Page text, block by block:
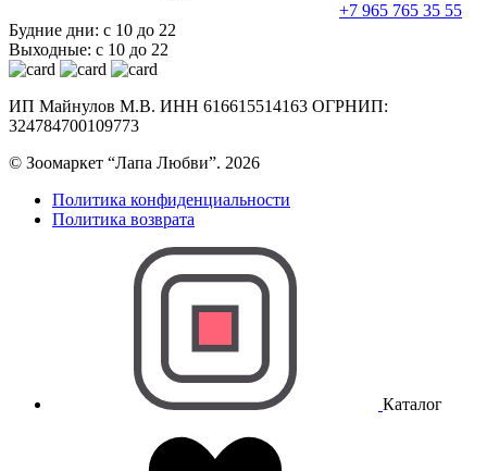
+7 965 765 35 55
Будние дни: с 10 до 22
Выходные: с 10 до 22
ИП Майнулов М.В. ИНН 616615514163 ОГРНИП:
324784700109773
© Зоомаркет “Лапа Любви”. 2026
Политика конфиденциальности
Политика возврата
Каталог